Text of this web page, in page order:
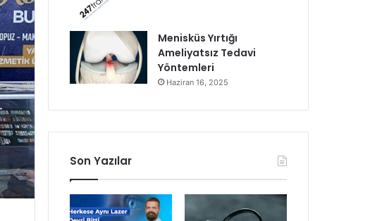
Menisküs Yırtığı
Ameliyatsız Tedavi
Yöntemleri
Haziran 16, 2025
Son Yazılar